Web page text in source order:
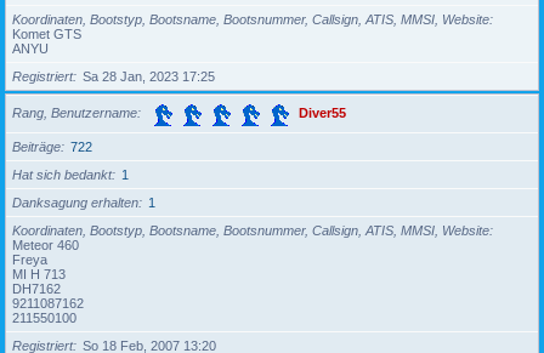
Koordinaten, Bootstyp, Bootsname, Bootsnummer, Callsign, ATIS, MMSI, Website
Komet GTS
ANYU
Registriert
Sa 28 Jan, 2023 17:25
Rang, Benutzername Diver55
Beiträge
722
Hat sich bedankt
1
Danksagung erhalten
1
Koordinaten, Bootstyp, Bootsname, Bootsnummer, Callsign, ATIS, MMSI, Website
Meteor 460
Freya
MI H 713
DH7162
9211087162
211550100
Registriert
So 18 Feb, 2007 13:20